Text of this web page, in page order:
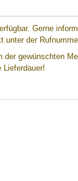
Gerne
unter der
gewünschten
Lieferdauer!